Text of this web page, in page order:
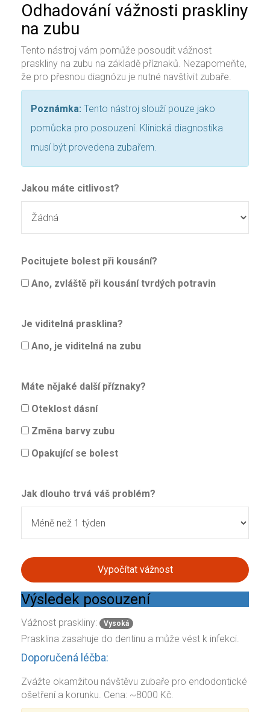
Odhadování vážnosti praskliny
na zubu
Tento nástroj vám pomůže posoudit vážnost
praskliny na zubu na základě příznaků. Nezapomeňte,
že pro přesnou diagnózu je nutné navštívit zubaře.
Poznámka: Tento nástroj slouží pouze jako
pomůcka pro posouzení. Klinická diagnostika
musí být provedena zubařem.
Jakou máte citlivost?
Pocitujete bolest při kousání?
Ano, zvláště při kousání tvrdých potravin
Je viditelná prasklina?
Ano, je viditelná na zubu
Máte nějaké další příznaky?
Oteklost dásní
Změna barvy zubu
Opakující se bolest
Jak dlouho trvá váš problém?
Vypočítat vážnost
Výsledek posouzení
Vážnost praskliny: Vysoká
Prasklina zasahuje do dentinu a může vést k infekci.
Doporučená léčba:
Zvážte okamžitou návštěvu zubaře pro endodontické
ošetření a korunku. Cena: ~8000 Kč.